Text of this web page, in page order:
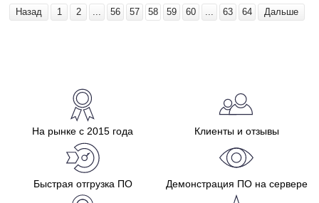
Назад 1 2 ... 56 57 58 59 60 ... 63 64 Дальше
На рынке с 2015 года Клиенты и отзывы
Быстрая отгрузка ПО Демонстрация ПО на сервере